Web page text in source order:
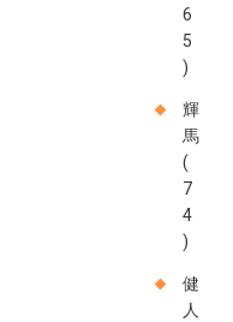
6
5
)
輝
馬
(
7
4
)
健
人